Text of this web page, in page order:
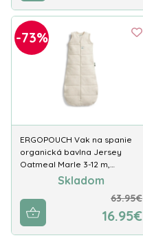
-73%
ERGOPOUCH Vak na spanie
organická bavlna Jersey
Oatmeal Marle 3-12 m,…
Skladom
63.95€
16.95€